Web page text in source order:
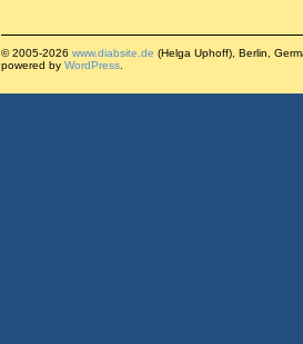
© 2005-2026 www.diabsite.de (Helga Uphoff), Berlin,
powered by WordPress.